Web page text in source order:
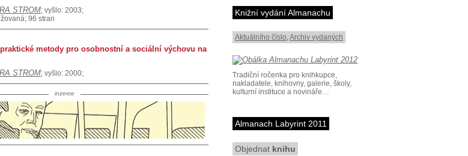
STROM; vyšlo: 2003;
96 stran
metody pro osobnostní a sociální výchovu na
STROM; vyšlo: 2000;
inzerce
Knižní vydání Almanachu
Aktuálního číslo,Archiv vydaných
Tradiční ročenka pro knihkupce,
nakladatele, knihovny, galerie, školy,
kulturní instituce a novináře…
Almanach Labyrint 2011
Objednat knihu